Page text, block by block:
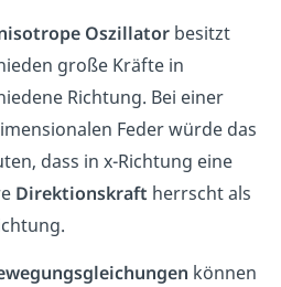
Oszillatorbesitzt
große Kräfte in
Richtung. Bei einer
Feder würde das
dass in x-Richtung eine
Direktionskraft herrscht als
können